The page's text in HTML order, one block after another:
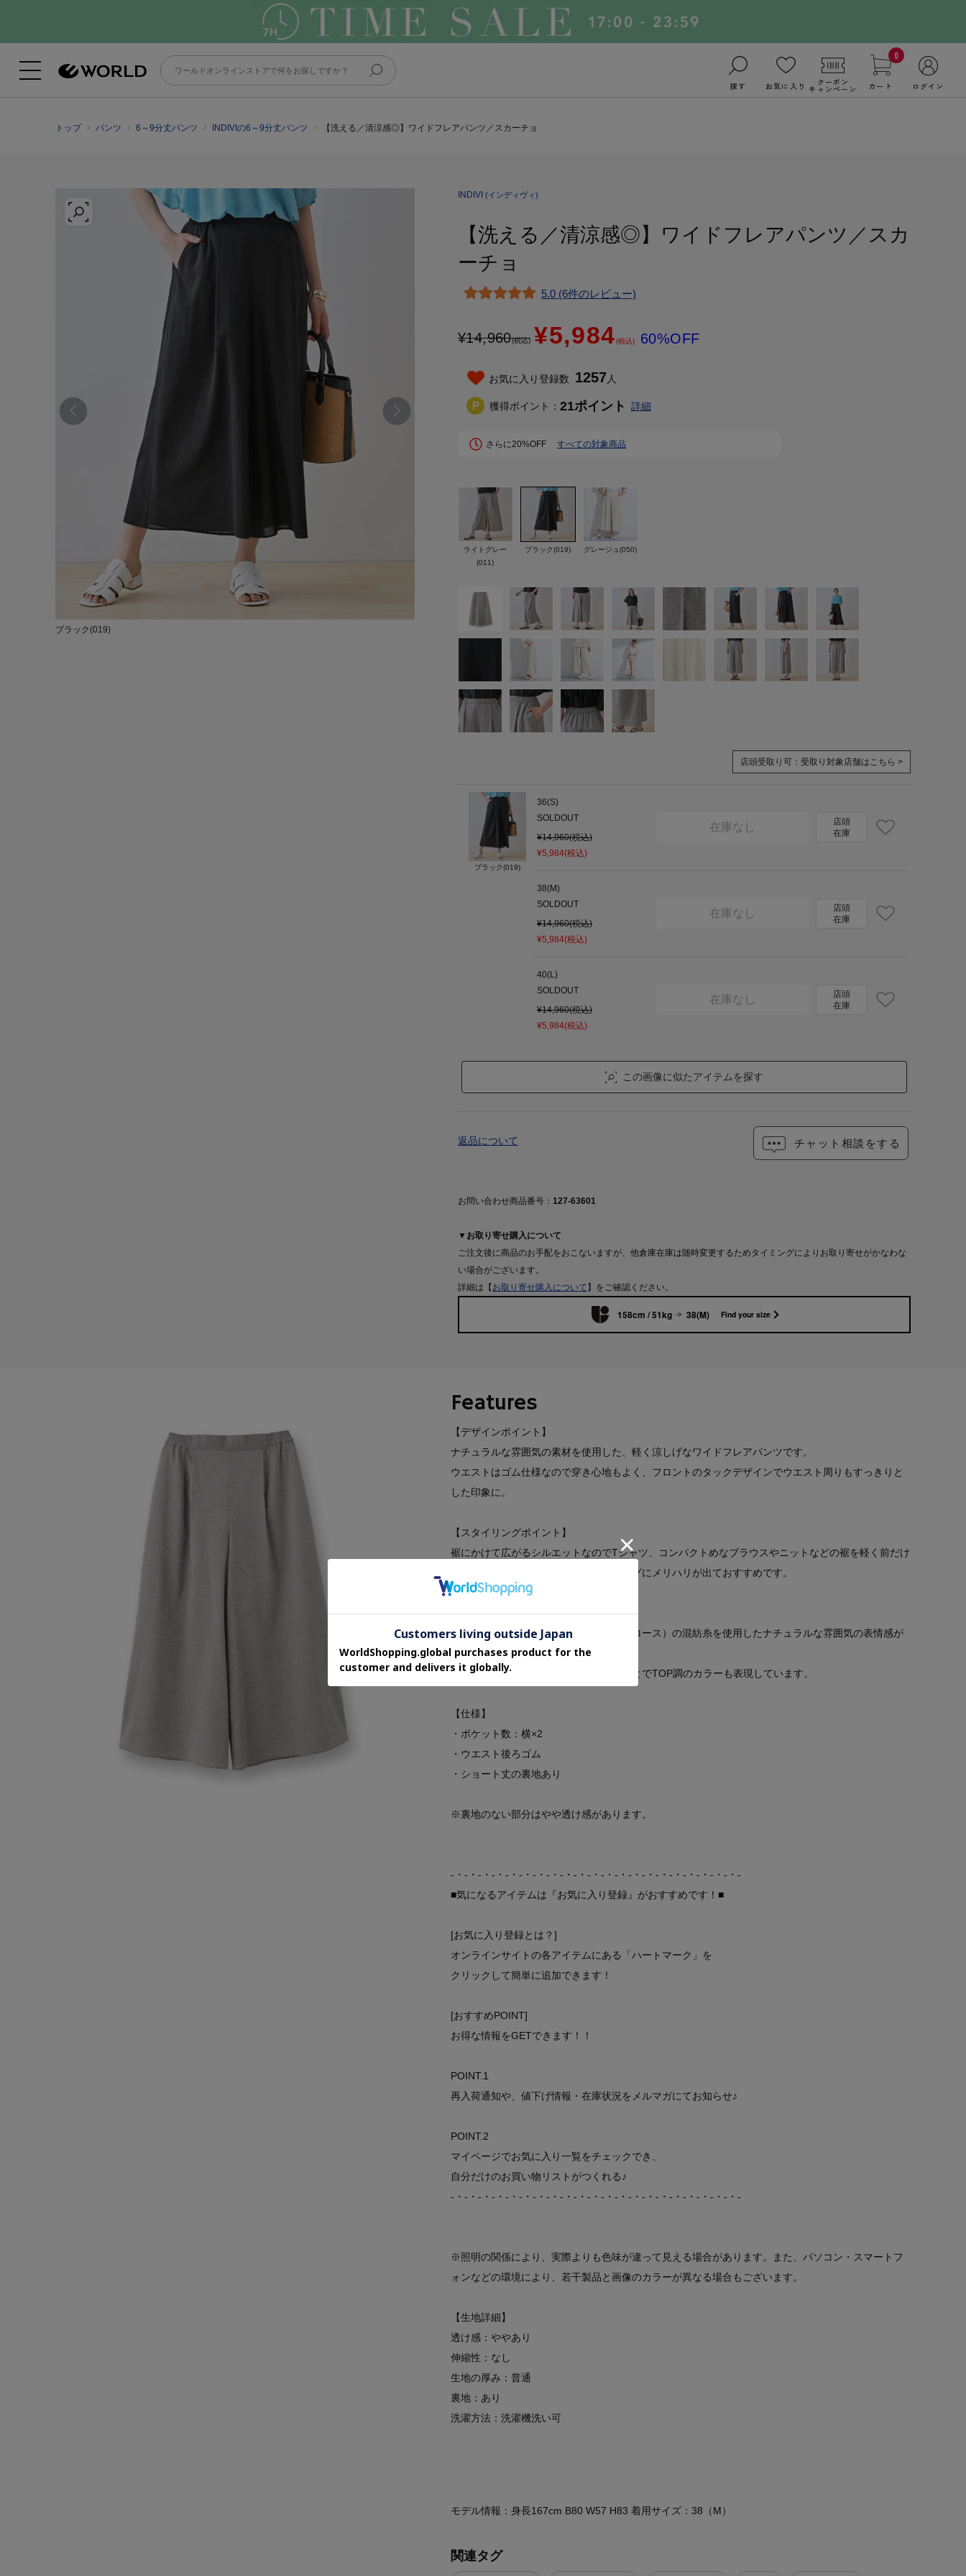
探す お気に入り クーポン
キャンペーン
0
カート ログイン
トップ パンツ 6～9分丈パンツ INDIVIの6～9分丈パンツ 【洗える／清涼感◎】ワイドフレアパンツ／スカーチョ
ブラック(019)
INDIVI (インディヴィ)
【洗える／清涼感◎】ワイドフレアパンツ／スカ
ーチョ
5.0 (6件のレビュー)
¥14,960(税込) ¥5,984(税込) 60%OFF
お気に入り登録数 1257人
獲得ポイント： 21ポイント 詳細
さらに20%OFF すべての対象商品
ライトグレー
(011)
ブラック(019) グレージュ(050)
店頭受取り可： 受取り対象店舗はこちら >
ブラック(019)
36(S)
SOLDOUT
¥14,960(税込)
¥5,984(税込)
在庫なし
店頭
在庫
38(M)
SOLDOUT
¥14,960(税込)
¥5,984(税込)
在庫なし
店頭
在庫
40(L)
SOLDOUT
¥14,960(税込)
¥5,984(税込)
在庫なし
店頭
在庫
この画像に似たアイテムを探す
チャット相談をする
返品について
お問い合わせ商品番号： 127-63601
▼お取り寄せ購入について
ご注文後に商品のお手配をおこないますが、他倉庫在庫は随時変更するためタイミングによりお取り寄せがかなわな
い場合がございます。
詳細は【 お取り寄せ購入について 】をご確認ください。
158cm / 51kg 38(M) Find your size
Features
【デザインポイント】
ナチュラルな雰囲気の素材を使用した、軽く涼しげなワイドフレアパンツです。
ウエストはゴム仕様なので穿き心地もよく、フロントのタックデザインでウエスト周りもすっきりと
した印象に。
【スタイリングポイント】
裾にかけて広がるシルエットなのでTシャツ、コンパクトめなブラウスやニットなどの裾を軽く前だけ
INして着用していただくと、スタイリングにメリハリが出ておすすめです。
【素材ポイント】
天然繊維（コットン）と再生繊維（セルロース）の混紡糸を使用したナチュラルな雰囲気の表情感が
特長の素材です。
ポリエステルを複合し、染め分けすることでTOP調のカラーも表現しています。
【仕様】
・ポケット数：横×2
・ウエスト後ろゴム
・ショート丈の裏地あり
※裏地のない部分はやや透け感があります。
-・-・-・-・-・-・-・-・-・-・-・-・-・-・-・-・-・-・-・-・-・-
■気になるアイテムは『お気に入り登録』がおすすめです！■
[お気に入り登録とは？]
オンラインサイトの各アイテムにある「ハートマーク」を
クリックして簡単に追加できます！
[おすすめPOINT]
お得な情報をGETできます！！
POINT.1
再入荷通知や、値下げ情報・在庫状況をメルマガにてお知らせ♪
POINT.2
マイページでお気に入り一覧をチェックでき、
自分だけのお買い物リストがつくれる♪
-・-・-・-・-・-・-・-・-・-・-・-・-・-・-・-・-・-・-・-・-・-
※照明の関係により、実際よりも色味が違って見える場合があります。また、パソコン・スマートフ
ォンなどの環境により、若干製品と画像のカラーが異なる場合もございます。
【生地詳細】
透け感：ややあり
伸縮性：なし
生地の厚み：普通
裏地：あり
洗濯方法：洗濯機洗い可
モデル情報：身長167cm B80 W57 H83 着用サイズ：38（M）
関連タグ